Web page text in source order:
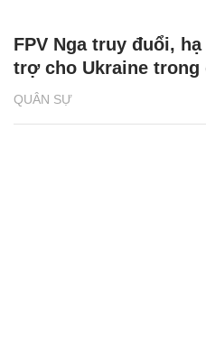
QUÂN SỰ
FPV Nga truy đuổi,
trợ cho Ukraine trong